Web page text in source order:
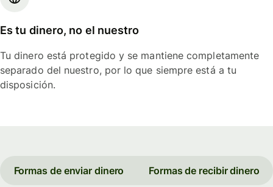
Es tu dinero, no el nuestro
Tu dinero está protegido y se mantiene completamente
separado del nuestro, por lo que siempre está a tu
disposición.
Formas de enviar dinero Formas de recibir dinero